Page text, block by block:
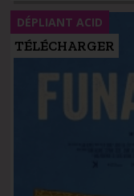
TÉLÉCHARGER
DÉPLIANT ACID